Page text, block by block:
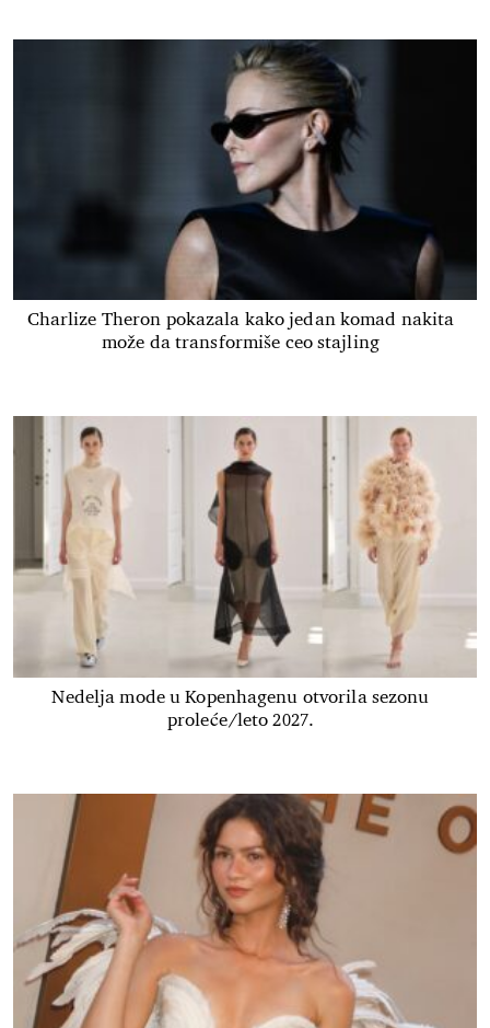
Charlize Theron pokazala kako jedan komad nakita
može da transformiše ceo stajling
Nedelja mode u Kopenhagenu otvorila sezonu
proleće/leto 2027.